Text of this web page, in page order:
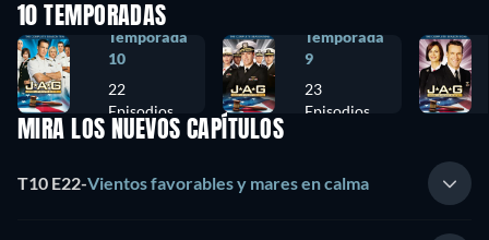
10 TEMPORADAS
Temporada
10
22
Episodios
Temporada
9
23
Episodios
MIRA LOS NUEVOS CAPÍTULOS
T10 E22-Vientos favorables y mares en calma